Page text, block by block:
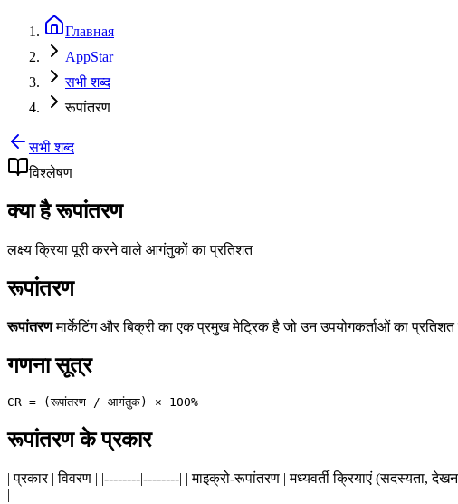
Главная
AppStar
सभी शब्द
रूपांतरण
सभी शब्द
विश्लेषण
क्या है रूपांतरण
लक्ष्य क्रिया पूरी करने वाले आगंतुकों का प्रतिशत
रूपांतरण
रूपांतरणमार्केटिंग और बिक्री का एक प्रमुख मेट्रिक है जो उन उपयोगकर्ताओं का प्रतिशत
गणना सूत्र
रूपांतरण के प्रकार
| प्रकार | विवरण | |--------|--------| | माइक्रो-रूपांतरण | मध्यवर्ती क्रियाएं
|